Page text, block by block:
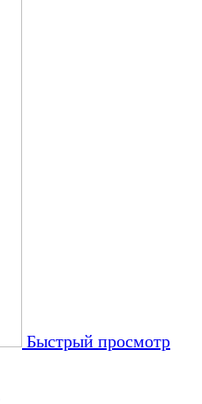
Быстрый просмотр